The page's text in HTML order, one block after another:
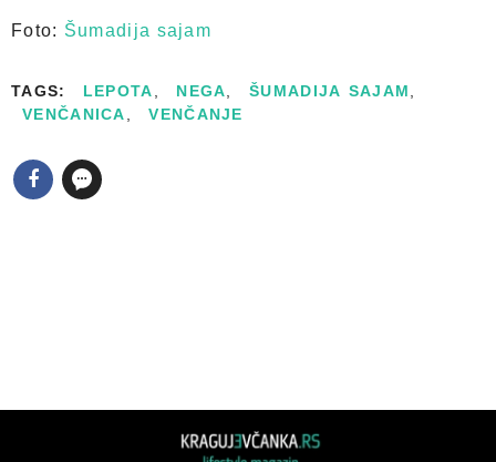
Foto: Šumadija sajam
TAGS: LEPOTA, NEGA, ŠUMADIJA SAJAM,
VENČANICA, VENČANJE